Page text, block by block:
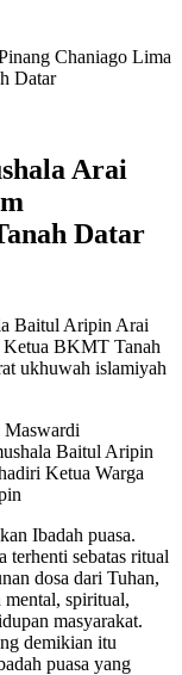
Chaniago Lima
Datar
Arai
Datar
Baitul Aripin Arai
Ketua BKMT Tanah
ukhuwah islamiyah
Baitul Aripin
Ketua Warga
Ibadah puasa.
terhenti sebatas ritual
dosa dari Tuhan,
mental, spiritual,
masyarakat.
demikian itu
puasa yang